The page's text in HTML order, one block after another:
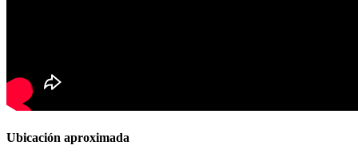
Ubicación aproximada